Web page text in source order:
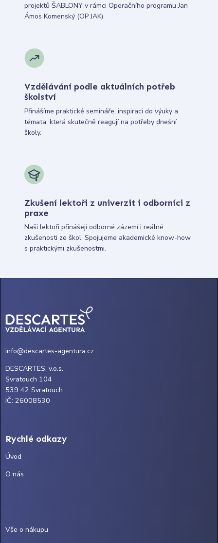
projektů ŠABLONY v rámci Operačního programu Jan
Ámos Komenský (OP JAK).
Vzdělávání podle aktuálních potřeb
školství
Přinášíme praktické semináře, inspiraci do výuky a
témata, která skutečně reagují na potřeby dnešní
školy.
Zkušení lektoři z univerzit i odborníci z
praxe
Naši lektoři přinášejí odborné zázemí i reálné
zkušenosti ze škol. Spojujeme akademické know-how
s praktickými zkušenostmi.
info@descartes-agentura.cz
DESCARTES, v.o.s.
Svratouch 104
539 42 Svratouch
IČ: 26008530
Rychlé odkazy
Úvod
O nás
Vše o nákupu